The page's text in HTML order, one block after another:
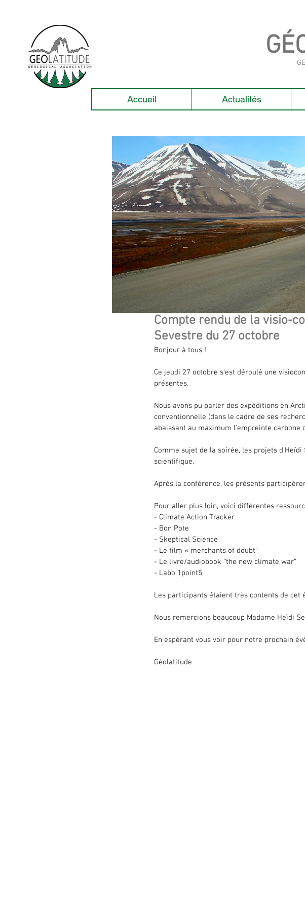
Accueil Actualités
Compte rendu de la visio-
Sevestre du 27 octobre
Bonjour à tous !
Ce jeudi 27 octobre s'est déroulé une
présentes.
Nous avons pu parler des expéditions en
conventionnelle (dans le cadre de ses
abaissant au maximum l'empreinte carbone
Comme sujet de la soirée, les projets
scientifique.
Après la conférence, les présents
Pour aller plus loin, voici différentes
- Climate Action Tracker
- Bon Pote
- Skeptical Science
- Le film « merchants of doubt”
- Le livre/audiobook “the new climate war”
- Labo 1point5
Les participants étaient très contents de cet
Nous remercions beaucoup Madame Heïdi
En espérant vous voir pour notre prochain
Géolatitude